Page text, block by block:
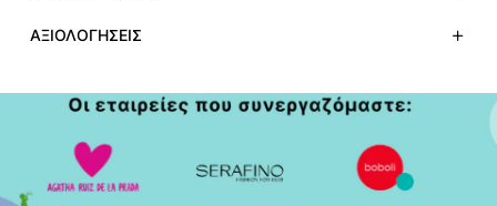
ΑΞΙΟΛΟΓΉΣΕΙΣ